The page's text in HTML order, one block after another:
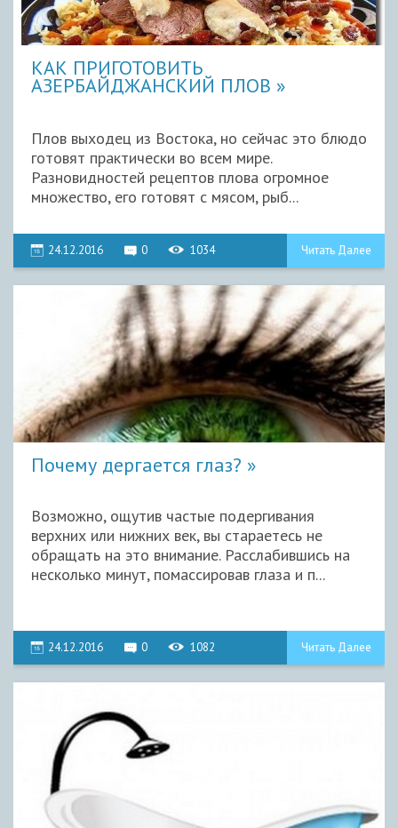
КАК ПРИГОТОВИТЬ
АЗЕРБАЙДЖАНСКИЙ ПЛОВ
Плов выходец из Востока, но сейчас это блюдо
готовят практически во всем мире.
Разновидностей рецептов плова огромное
множество, его готовят с мясом, рыб...
24.12.2016 0 1034 Читать Далее
Почему дергается глаз?
Возможно, ощутив частые подергивания
верхних или нижних век, вы стараетесь не
обращать на это внимание. Расслабившись на
несколько минут, помассировав глаза и п...
24.12.2016 0 1082 Читать Далее